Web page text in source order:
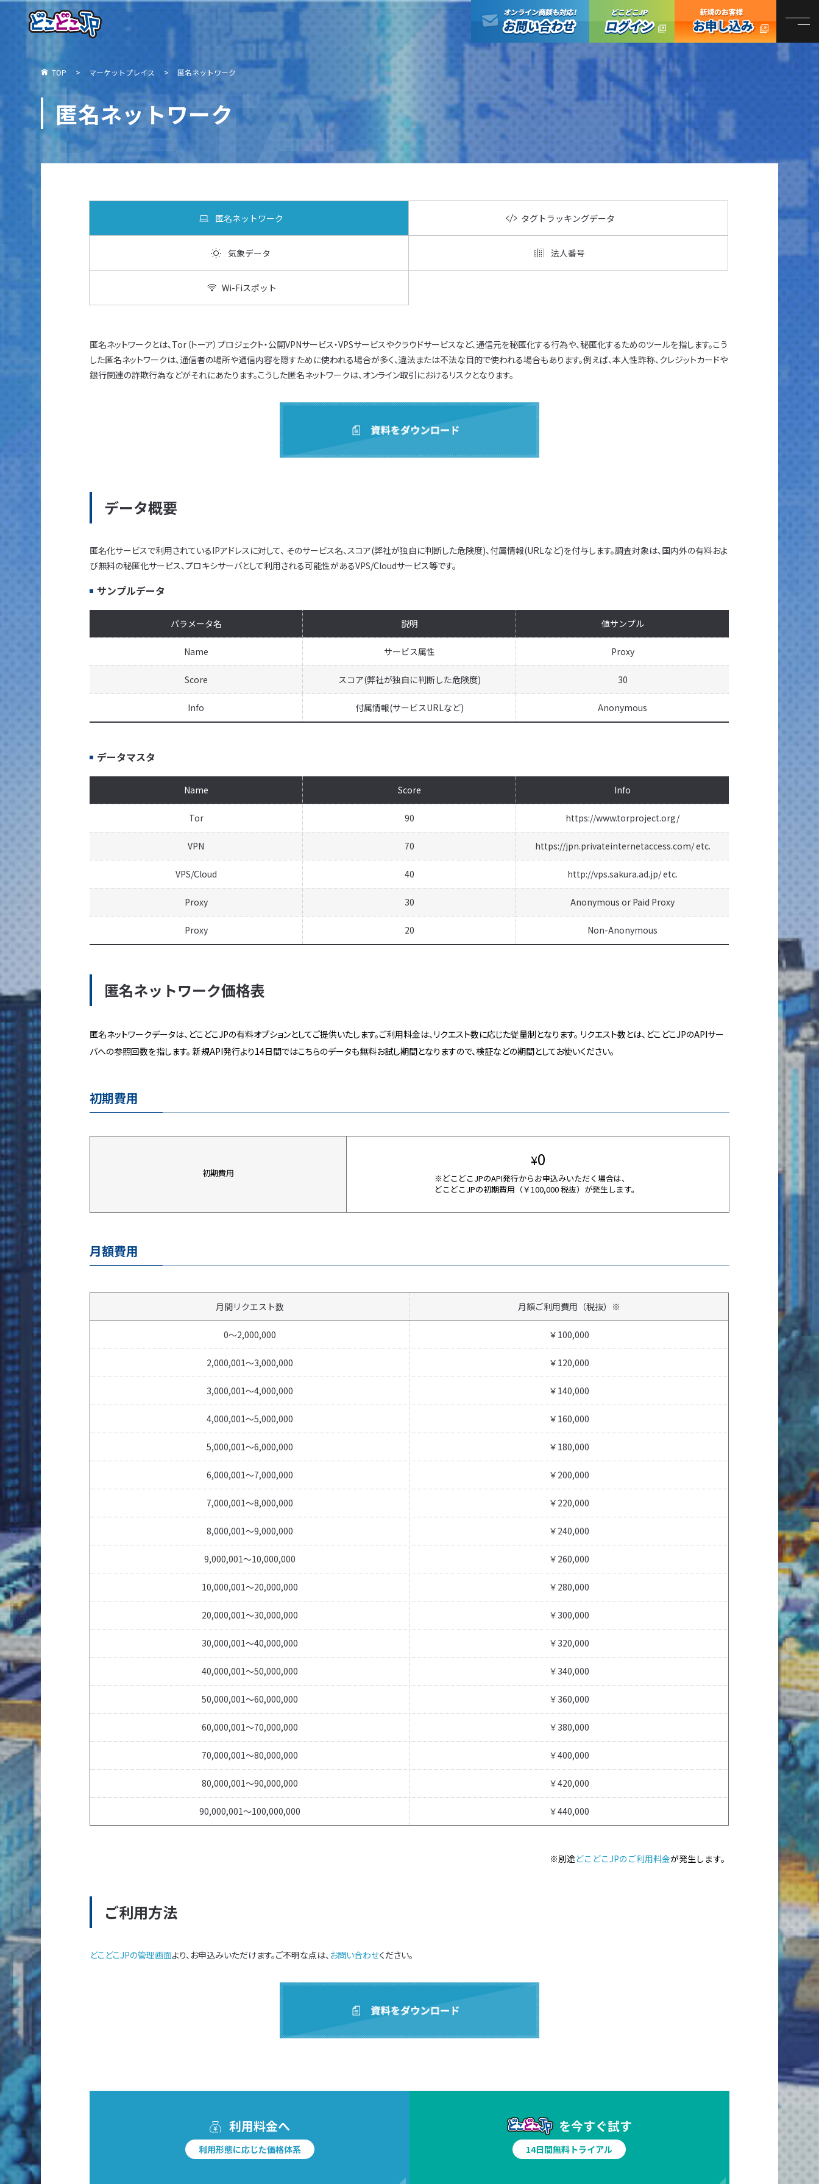
TOP マーケットプレイス 匿名ネットワーク
匿名ネットワーク
DATA
匿名ネットワーク タグトラッキングデータ
気象データ 法人番号
Wi-Fiスポット
匿名ネットワークとは、Tor（トーア）プロジェクト・公開VPNサービス・VPSサービスやクラウドサービスなど、通信元を秘匿化する行為や、秘匿化するためのツールを指します。こう
した匿名ネットワークは、通信者の場所や通信内容を隠すために使われる場合が多く、違法または不法な目的で使われる場合もあります。例えば、本人性詐称、クレジットカードや
銀行関連の詐欺行為などがそれにあたります。こうした匿名ネットワークは、オンライン取引におけるリスクとなります。
データ概要
匿名化サービスで利用されているIPアドレスに対して、 そのサービス名、スコア(弊社が独自に判断した危険度)、付属情報(URLなど)を付与します。調査対象は、国内外の有料およ
び無料の秘匿化サービス、プロキシサーバとして利用される可能性があるVPS/Cloudサービス等です。
サンプルデータ
パラメータ名 説明 値サンプル
Name サービス属性 Proxy
Score スコア(弊社が独自に判断した危険度) 30
Info 付属情報(サービスURLなど) Anonymous
データマスタ
Name Score Info
Tor 90 https://www.torproject.org/
VPN 70 https://jpn.privateinternetaccess.com/ etc.
VPS/Cloud 40 http://vps.sakura.ad.jp/ etc.
Proxy 30 Anonymous or Paid Proxy
Proxy 20 Non-Anonymous
匿名ネットワーク価格表
匿名ネットワークデータは、どこどこJPの有料オプションとしてご提供いたします。ご利用料金は、リクエスト数に応じた従量制となります。 リクエスト数とは、どこどこJPのAPIサー
バへの参照回数を指します。 新規API発行より14日間ではこちらのデータも無料お試し期間となりますので、検証などの期間としてお使いください。
初期費用
初期費用
¥0
※どこどこJPのAPI発行からお申込みいただく場合は、
どこどこJPの初期費用（￥100,000 税抜）が発生します。
月額費用
月間リクエスト数 月額ご利用費用（税抜） ※
0～2,000,000 ￥100,000
2,000,001～3,000,000 ￥120,000
3,000,001～4,000,000 ￥140,000
4,000,001～5,000,000 ￥160,000
5,000,001～6,000,000 ￥180,000
6,000,001～7,000,000 ￥200,000
7,000,001～8,000,000 ￥220,000
8,000,001～9,000,000 ￥240,000
9,000,001～10,000,000 ￥260,000
10,000,001～20,000,000 ￥280,000
20,000,001～30,000,000 ￥300,000
30,000,001～40,000,000 ￥320,000
40,000,001～50,000,000 ￥340,000
50,000,001～60,000,000 ￥360,000
60,000,001～70,000,000 ￥380,000
70,000,001～80,000,000 ￥400,000
80,000,001～90,000,000 ￥420,000
90,000,001～100,000,000 ￥440,000
※別途どこどこJPのご利用料金が発生します。
ご利用方法
どこどこJPの管理画面より、お申込みいただけます。ご不明な点は、 お問い合わせください。
利用料金へ
利用形態に応じた価格体系
を今すぐ試す
14日間無料トライアル